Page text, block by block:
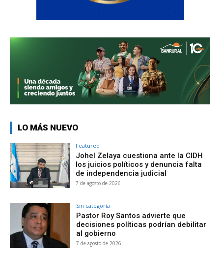
LO MÁS NUEVO
Featured
Johel Zelaya cuestiona ante la CIDH
los juicios políticos y denuncia falta
de independencia judicial
7 de agosto de 2026
Sin categoría
Pastor Roy Santos advierte que
decisiones políticas podrían debilitar
al gobierno
7 de agosto de 2026